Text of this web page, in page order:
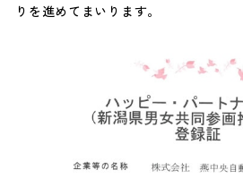
りを進めてまいります。